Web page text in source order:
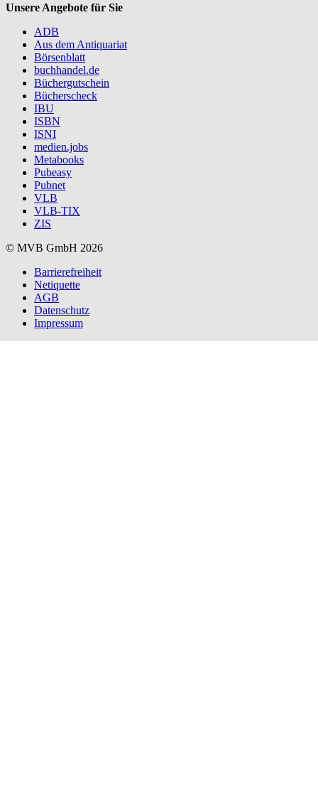
Unsere Angebote für Sie
ADB
Aus dem Antiquariat
Börsenblatt
buchhandel.de
Büchergutschein
Bücherscheck
IBU
ISBN
ISNI
medien.jobs
Metabooks
Pubeasy
Pubnet
VLB
VLB-TIX
ZIS
© MVB GmbH 2026
Barrierefreiheit
Netiquette
AGB
Datenschutz
Impressum